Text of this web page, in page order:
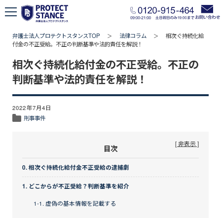
弁護士法人プロテクトスタンスTOP ＞ 法律コラム ＞
相次ぐ持続化給
付金の不正受給。不正の判断基準や法的責任を解説！
相次ぐ持続化給付金の不正受給。不正の
判断基準や法的責任を解説！
2022年7月4日
刑事事件
目次
0. 相次ぐ持続化給付金不正受給の逮捕劇
1. どこからが不正受給？判断基準を紹介
1-1. 虚偽の基本情報を記載する
[ 非表示 ]